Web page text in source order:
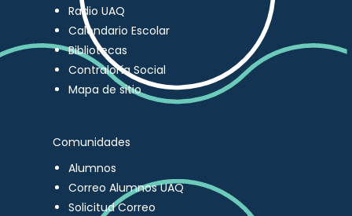
Radio UAQ
Calendario Escolar
Bibliotecas
Contraloría Social
Mapa de sitio
Comunidades
Alumnos
Correo Alumnos UAQ
Solicitud Correo